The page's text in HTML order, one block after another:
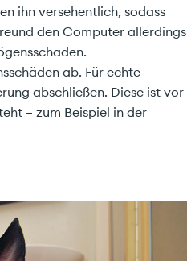
ihn versehentlich, sodass
den Computer allerdings
ab. Für echte
abschließen. Diese ist vor
– zum Beispiel in der